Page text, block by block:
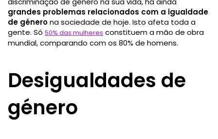
grandes problemas relacionados com a igualdade
de génerona sociedade de hoje. Isto afeta toda a
gente. Só 50% das mulheres constituem a mão de obra
mundial, comparando com os 80% de homens.
Desigualdades de
género